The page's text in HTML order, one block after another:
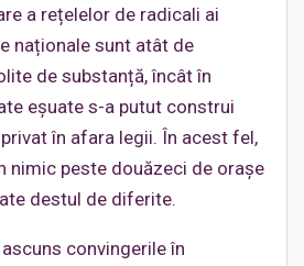
a rețelelor de radicali ai
naționale sunt atât de
de substanță, încât în
eșuate s-a putut construi
în afara legii. În acest fel,
nimic peste douăzeci de orașe
destul de diferite.
convingerile în